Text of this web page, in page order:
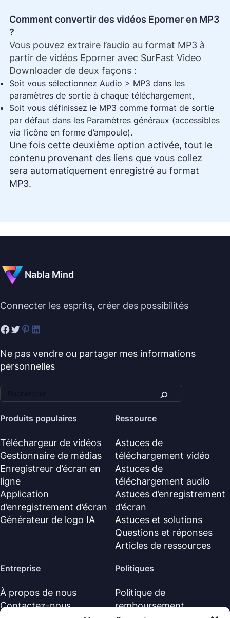
Comment convertir des vidéos Eporner en MP3
?
Vous pouvez extraire l’audio au format MP3 à
partir de vidéos Eporner avec SurFast Video
Downloader de deux façons :
Soit vous sélectionnez Audio > MP3 dans les
paramètres de sortie à chaque téléchargement,
Soit vous définissez le MP3 comme format de sortie
par défaut dans les Paramètres généraux (accessibles
via l’icône en forme d’ampoule).
Une fois cette deuxième option activée, tout le
contenu provenant des liens que vous collez
sera automatiquement enregistré au format
MP3.
Nabla Mind
Connecter les esprits, créer des possibilités
Ne pas vendre ou partager mes informations
personnelles
Produits populaires
Téléchargeur de vidéos
Gestionnaire de médias
Enregistreur d’écran en
ligne
Application
d’enregistrement d’écran
Générateur de logo IA
Ressource
Astuces de
téléchargement vidéo
Astuces de
téléchargement audio
Astuces d’enregistrement
d’écran
Astuces et solutions
Questions et réponses
Articles de ressources
Entreprise
À propos de nous
Contactez-nous
Politiques
Politique de
remboursement